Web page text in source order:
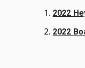
2022
2022